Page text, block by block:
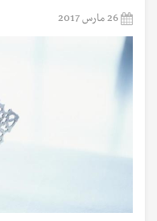
26 مارس 2017